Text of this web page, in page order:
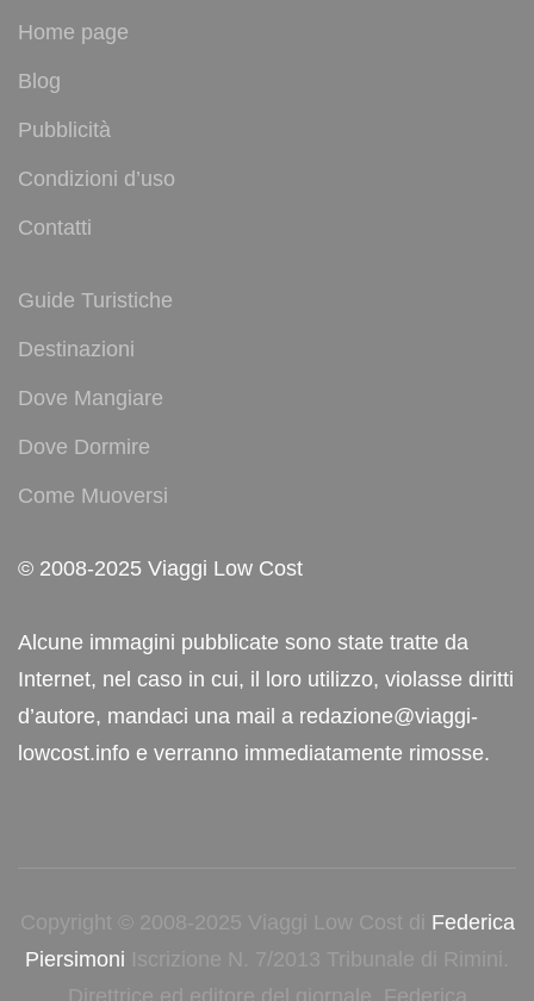
Home page
Blog
Pubblicità
Condizioni d’uso
Contatti
Guide Turistiche
Destinazioni
Dove Mangiare
Dove Dormire
Come Muoversi
© 2008-2025 Viaggi Low Cost
Alcune immagini pubblicate sono state tratte da
Internet, nel caso in cui, il loro utilizzo, violasse diritti
d’autore, mandaci una mail a redazione@viaggi-
lowcost.info e verranno immediatamente rimosse.
Copyright © 2008-2025 Viaggi Low Cost di Federica
Piersimoni Iscrizione N. 7/2013 Tribunale di Rimini.